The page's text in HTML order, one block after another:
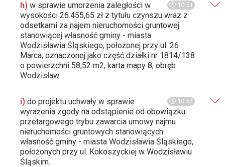
10:51
h) w sprawie umorzenia zaległości w
wysokości 26.455,65 zł z tytułu czynszu wraz z
odsetkami za najem nieruchomości gruntowej
stanowiącej własność gminy - miasta
Wodzisławia Śląskiego, położonej przy ul. 26
Marca, oznaczonej jako część działki nr 1814/138
o powierzchni 58,52 m2, karta mapy 8, obręb
Wodzisław.
10:52
i) do projektu uchwały w sprawie
wyrażenia zgody na odstąpienie od obowiązku
przetargowego trybu zawarcia umowy najmu
nieruchomości gruntowych stanowiących
własność gminy - miasta Wodzisławia Śląskiego,
położonych przy ul. Kokoszyckiej w Wodzisławiu
Śląskim.